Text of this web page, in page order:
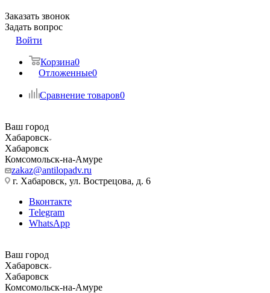
Заказать звонок
Задать вопрос
Войти
Корзина0
Отложенные0
Сравнение товаров0
Ваш город
Хабаровск
Хабаровск
Комсомольск-на-Амуре
zakaz@antilopadv.ru
г. Хабаровск, ул. Вострецова, д. 6
Вконтакте
Telegram
WhatsApp
Ваш город
Хабаровск
Хабаровск
Комсомольск-на-Амуре